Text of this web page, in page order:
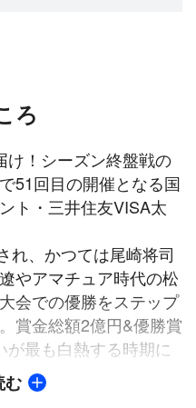
ろ
け！シーズン終盤戦の
51回目の開催となる国
ト・三井住友VISA太
れ、かつては尾崎将司
やアマチュア時代の松
会での優勝をステップ
賞金総額2億円&優勝賞
最も白熱する時期に
のトッププロのみなら
戦する国内ツアー屈指
む